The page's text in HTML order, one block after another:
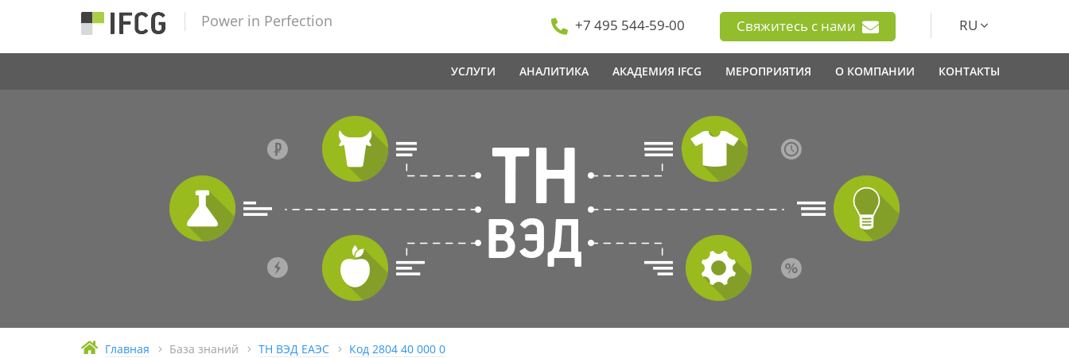
Power in Perfection +7 495 544-59-00 Свяжитесь с нами RU
УСЛУГИ АНАЛИТИКА АКАДЕМИЯ IFCG МЕРОПРИЯТИЯ О КОМПАНИИ КОНТАКТЫ
Главная База знаний ТН ВЭД ЕАЭС Код 2804 40 000 0